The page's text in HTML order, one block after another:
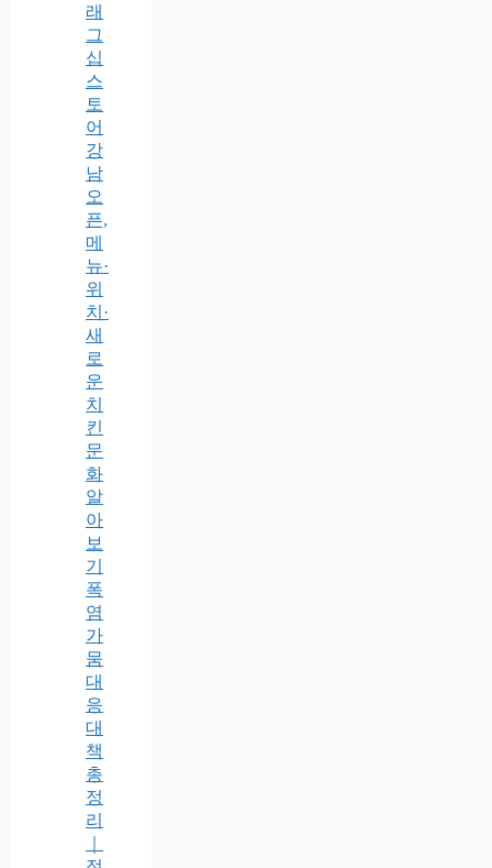
래
그
십
스
토
어
강
남
오
픈,
메
뉴·
위
치·
새
로
운
치
킨
문
화
알
아
보
기
폭
염
가
뭄
대
응
대
책
총
정
리